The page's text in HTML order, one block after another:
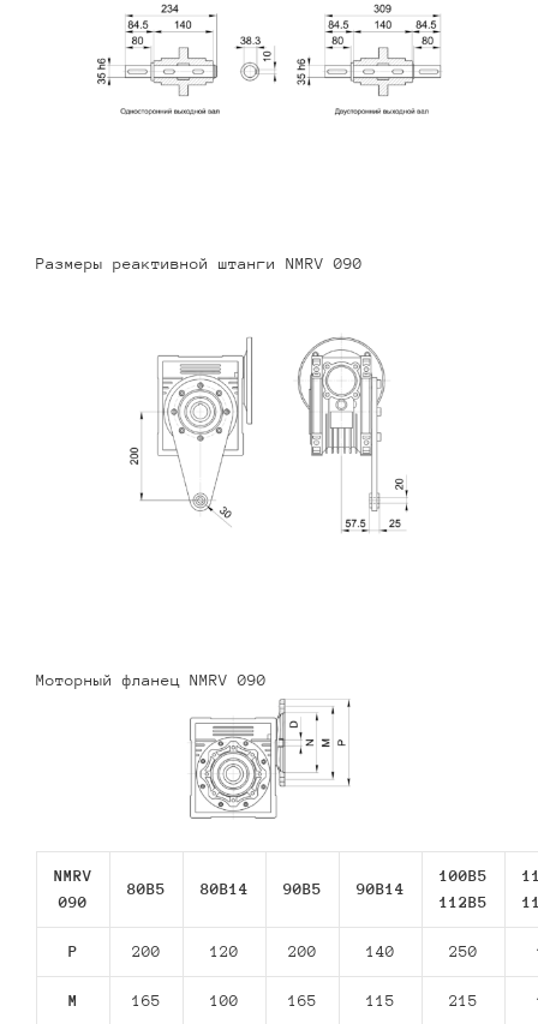
Размеры реактивной штанги NMRV 090
Моторный фланец NMRV 090
NMRV
090
80В5 80В14 90В5 90В14
100B5
112В5
P 200 120 200 140 250
M 165 100 165 115 215